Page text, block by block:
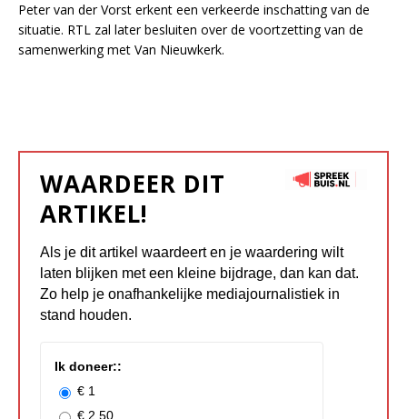
Peter van der Vorst erkent een verkeerde inschatting van de
situatie. RTL zal later besluiten over de voortzetting van de
samenwerking met Van Nieuwkerk.
WAARDEER DIT
ARTIKEL!
Als je dit artikel waardeert en je waardering wilt
laten blijken met een kleine bijdrage, dan kan dat.
Zo help je onafhankelijke mediajournalistiek in
stand houden.
Ik doneer::
€ 1
€ 2.50